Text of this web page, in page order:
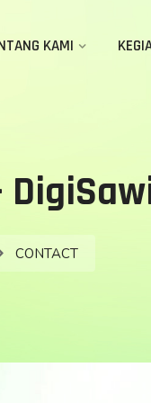
KAMI
CONTACT